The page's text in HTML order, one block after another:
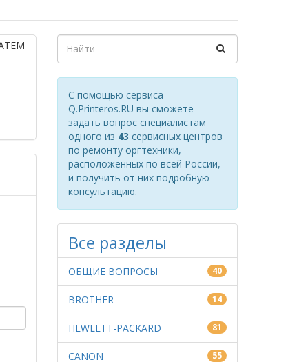
С помощью сервиса
Q.Printeros.RU вы сможете
задать вопрос специалистам
одного из 43 сервисных центров
по ремонту оргтехники,
расположенных по всей России,
и получить от них подробную
консультацию.
Все разделы
ОБЩИЕ ВОПРОСЫ 40
BROTHER 14
HEWLETT-PACKARD 81
CANON 55